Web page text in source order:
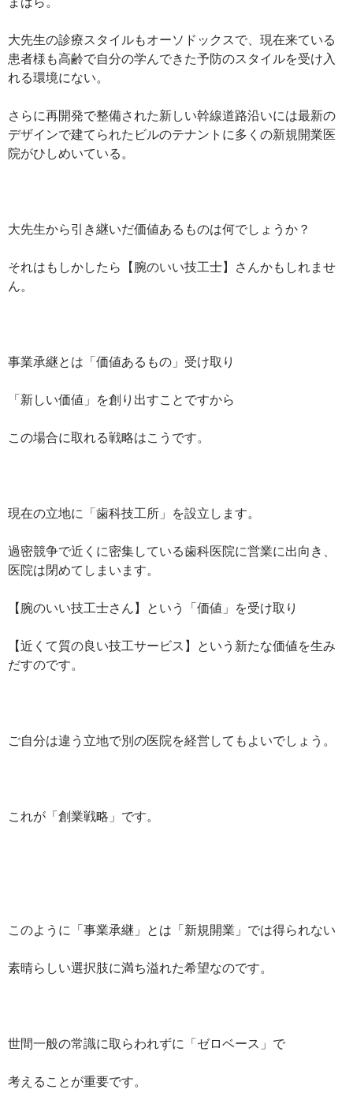
大先生の診療スタイルもオーソドックスで、現在来ている
患者様も高齢で自分の学んできた予防のスタイルを受け入
れる環境にない。
さらに再開発で整備された新しい幹線道路沿いには最新の
デザインで建てられたビルのテナントに多くの新規開業医
院がひしめいている。
大先生から引き継いだ価値あるものは何でしょうか？
それはもしかしたら【腕のいい技工士】さんかもしれませ
ん。
事業承継とは「価値あるもの」受け取り
「新しい価値」を創り出すことですから
この場合に取れる戦略はこうです。
現在の立地に「歯科技工所」を設立します。
過密競争で近くに密集している歯科医院に営業に出向き、
医院は閉めてしまいます。
【腕のいい技工士さん】という「価値」を受け取り
【近くて質の良い技工サービス】という新たな価値を生み
だすのです。
ご自分は違う立地で別の医院を経営してもよいでしょう。
これが「創業戦略」です。
このように「事業承継」とは「新規開業」では得られない
素晴らしい選択肢に満ち溢れた希望なのです。
世間一般の常識に取らわれずに「ゼロベース」で
考えることが重要です。